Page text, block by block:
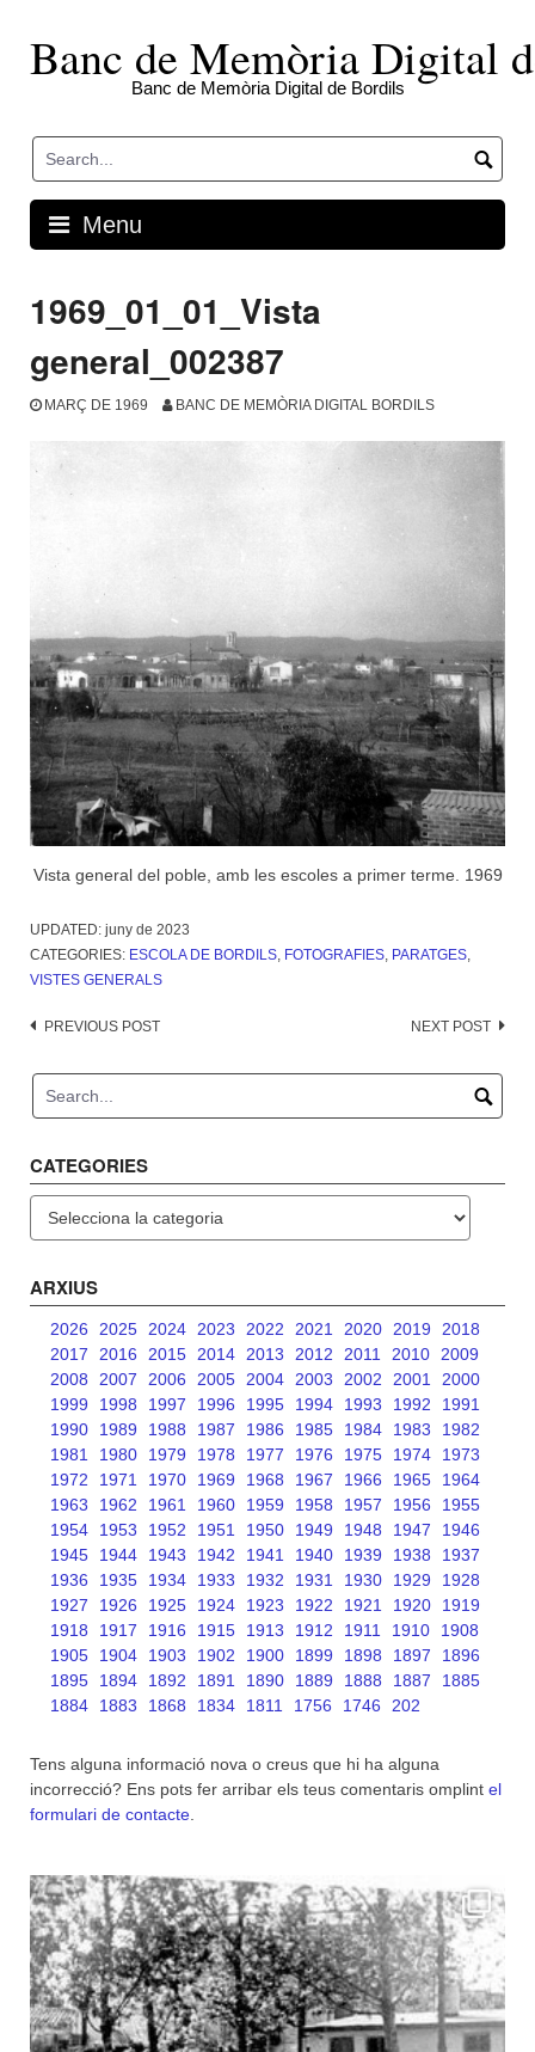
contentBanc de Memòria Digital
Banc de Memòria Digital de Bordils
Menu
1969_01_01_Vista
general_002387
MARÇ DE 1969 BANC DE MEMÒRIA DIGITAL BORDILS
Vista general del poble, amb les escoles a primer terme. 1969
UPDATED: juny de 2023
CATEGORIES: ESCOLA DE BORDILS FOTOGRAFIES PARATGES
VISTES GENERALS
Post
PREVIOUS POST NEXT POST
CATEGORIES
ARXIUS
2026 2025 2024 2023 2022 2021 2020 2019
2018
2017
2016 2015 2014 2013 2012 2011 2010
2009
2008
2007 2006 2005 2004 2003 2002 2001
2000
1999
1998 1997 1996 1995 1994 1993 1992
1991
1990
1989 1988 1987 1986 1985 1984 1983
1982
1981
1980 1979 1978 1977 1976 1975 1974
1973
1972
1971 1970 1969 1968 1967 1966 1965
1964
1963
1962 1961 1960 1959 1958 1957 1956
1955
1954
1953 1952 1951 1950 1949 1948 1947
1946
1945
1944 1943 1942 1941 1940 1939 1938
1937
1936
1935 1934 1933 1932 1931 1930 1929
1928
1927
1926 1925 1924 1923 1922 1921 1920
1919
1918
1917 1916 1915 1913 1912 1911 1910
1908
1905
1904 1903 1902 1900 1899 1898 1897
1896
1895
1894 1892 1891 1890 1889 1888 1887
1885
1884
1883 1868 1834 1811 1756 1746 202
Tens alguna informació nova o creus que hi ha alguna
incorrecció? Ens pots fer arribar els teus comentaris omplint el
formulari de contacte